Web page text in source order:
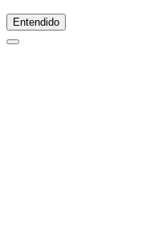
Entendido